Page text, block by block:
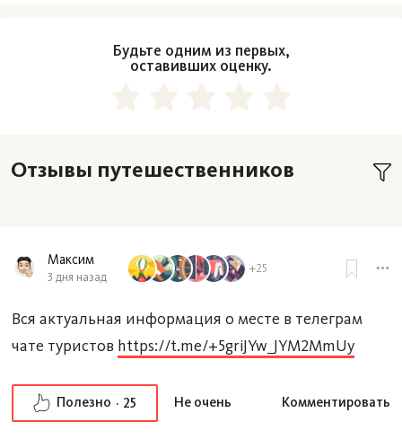
Будьте одним из первых,
оставивших оценку.
Отзывы путешественников
Максим
3 дня назад
+25
Вся актуальная информация о месте в телеграм
чате туристов https://t.me/+5griJYw_JYM2MmUy
Полезно 25 Не очень Комментировать